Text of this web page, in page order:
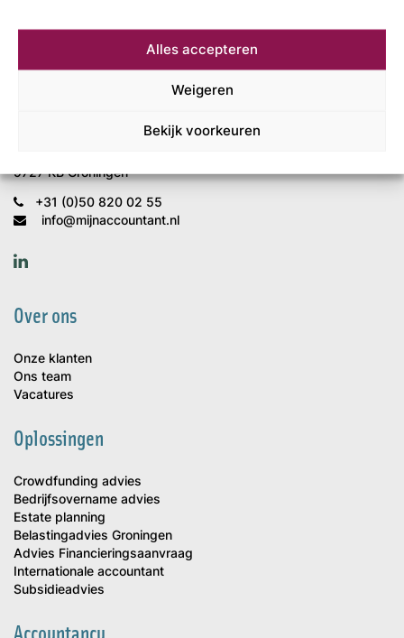
Alles accepteren
Weigeren
Bekijk voorkeuren
Wat is uw
9727 KB Groningen
+31 (0)50 820 02 55
info@mijnaccountant.nl
Over ons
Onze klanten
Ons team
Vacatures
Oplossingen
Crowdfunding advies
Bedrijfsovername advies
Estate planning
Belastingadvies Groningen
Advies Financieringsaanvraag
Internationale accountant
Subsidieadvies
Accountancy